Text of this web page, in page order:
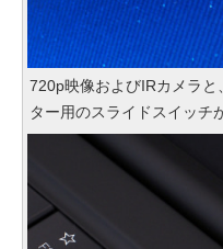
720p映像およびIRカメラ
ター用のスライドスイッチ